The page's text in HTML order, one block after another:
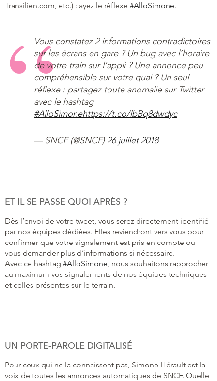
Transilien.com, etc.) : ayez le réflexe #AlloSimone.
Vous constatez 2 informations contradictoires
sur les écrans en gare ? Un bug avec l’horaire
de votre train sur l’appli ? Une annonce peu
compréhensible sur votre quai ? Un seul
réflexe : partagez toute anomalie sur Twitter
avec le hashtag
#AlloSimonehttps://t.co/lbBq8dwdyc
— SNCF (@SNCF)26 juillet 2018
ET IL SE PASSE QUOI APRÈS ?
Dès l’envoi de votre tweet, vous serez directement identifié
par nos équipes dédiées. Elles reviendront vers vous pour
confirmer que votre signalement est pris en compte ou
vous demander plus d’informations si nécessaire.
Avec ce hashtag #AlloSimone , nous souhaitons rapprocher
au maximum vos signalements de nos équipes techniques
et celles présentes sur le terrain.
UN PORTE-PAROLE DIGITALISÉ
Pour ceux qui ne la connaissent pas, Simone Hérault est la
voix de toutes les annonces automatiques de SNCF. Quelle